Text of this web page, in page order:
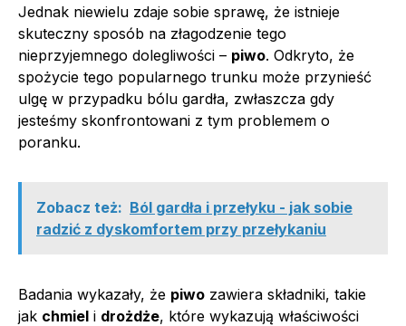
Jednak niewielu zdaje sobie sprawę, że istnieje
skuteczny sposób na złagodzenie tego
nieprzyjemnego dolegliwości – piwo. Odkryto, że
spożycie tego popularnego trunku może przynieść
ulgę w przypadku bólu gardła, zwłaszcza gdy
jesteśmy skonfrontowani z tym problemem o
poranku.
Zobacz też: Ból gardła i przełyku - jak sobie
radzić z dyskomfortem przy przełykaniu
Badania wykazały, że piwo zawiera składniki, takie
jak chmiel i drożdże, które wykazują właściwości